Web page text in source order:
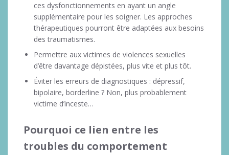
ces dysfonctionnements en ayant un angle
supplémentaire pour les soigner. Les approches
thérapeutiques pourront être adaptées aux besoins
des traumatismes.
Permettre aux victimes de violences sexuelles
d’être davantage dépistées, plus vite et plus tôt.
Éviter les erreurs de diagnostiques : dépressif,
bipolaire, borderline ? Non, plus probablement
victime d’inceste…
Pourquoi ce lien entre les
troubles du comportement